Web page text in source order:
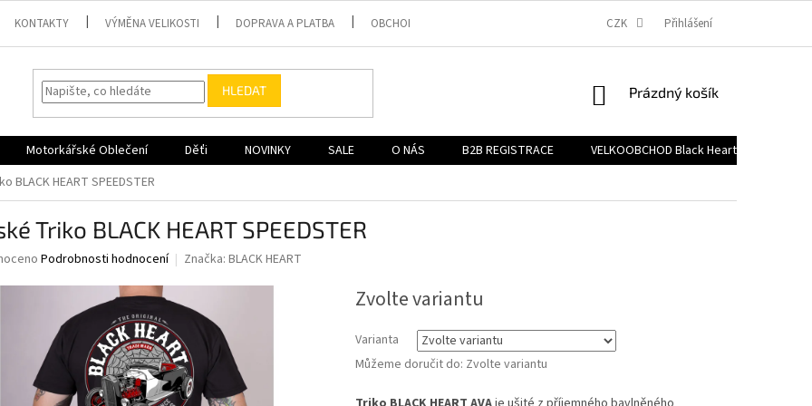
KONTAKTY VÝMĚNA VELIKOSTI DOPRAVA A PLATBA OBCHODNÍ PODMÍNKY PODMÍNKY OCHRANY OSOBNÍCH ÚDAJŮ
CZK Přihlášení
HLEDAT
NÁKUPNÍ
Prázdný košík
Motorkářské Oblečení Děťi NOVINKY SALE O NÁS B2B REGISTRACE VELKOOBCHOD Black Heart
BLACK HEART SPEEDSTER
Triko BLACK HEART SPEEDSTER
Podrobnosti hodnocení Značka: BLACK HEART
Zvolte variantu
Varianta
Můžeme doručit do: Zvolte variantu